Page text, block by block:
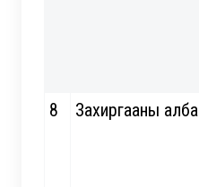
8 Захиргааны алба